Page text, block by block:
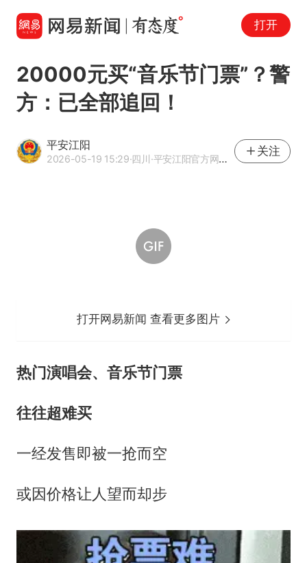
打开
20000元买“音乐节门票”？警
方：已全部追回！
平安江阳
2026-05-19 15:29·四川·平安江阳官方网易号
关注
打开网易新闻 查看更多图片
热门演唱会、音乐节门票
往往超难买
一经发售即被一抢而空
或因价格让人望而却步